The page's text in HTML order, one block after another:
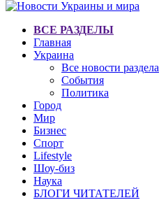
ВСЕ РАЗДЕЛЫ
Главная
Украина
Все новости раздела
События
Политика
Город
Мир
Бизнес
Спорт
Lifestyle
Шоу-биз
Наука
БЛОГИ ЧИТАТЕЛЕЙ